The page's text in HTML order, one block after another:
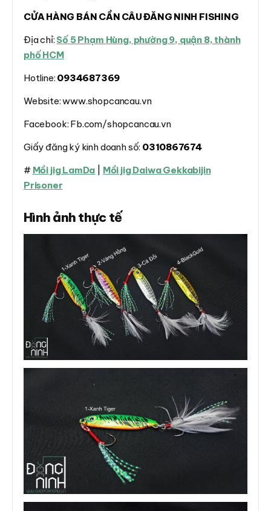
CỬA HÀNG BÁN CẦN CÂU ĐĂNG NINH FISHING
Địa chỉ: Số 5 Phạm Hùng, phường 9, quận 8, thành
phố HCM
Hotline: 0934687369
Website: www.shopcancau.vn
Facebook: Fb.com/shopcancau.vn
Giấy đăng ký kinh doanh số: 0310867674
# Mồi jig LamDa
Mồi jig Daiwa Gekkabijin
Prisoner
Hình ảnh thực tế